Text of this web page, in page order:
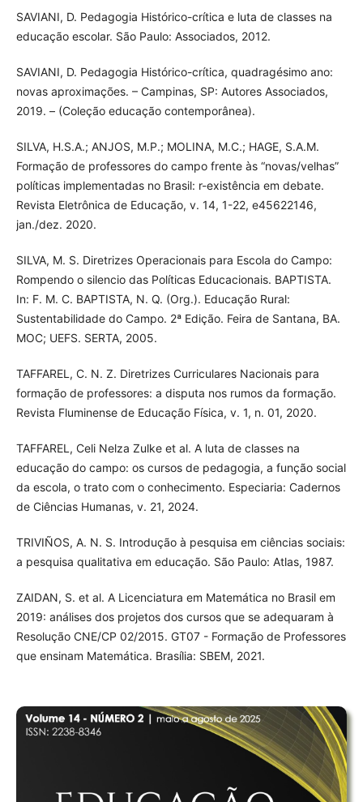
SAVIANI, D. Pedagogia Histórico-crítica e luta de classes na
educação escolar. São Paulo: Associados, 2012.
SAVIANI, D. Pedagogia Histórico-crítica, quadragésimo ano:
novas aproximações. – Campinas, SP: Autores Associados,
2019. – (Coleção educação contemporânea).
SILVA, H.S.A.; ANJOS, M.P.; MOLINA, M.C.; HAGE, S.A.M.
Formação de professores do campo frente às “novas/velhas”
políticas implementadas no Brasil: r-existência em debate.
Revista Eletrônica de Educação, v. 14, 1-22, e45622146,
jan./dez. 2020.
SILVA, M. S. Diretrizes Operacionais para Escola do Campo:
Rompendo o silencio das Políticas Educacionais. BAPTISTA.
In: F. M. C. BAPTISTA, N. Q. (Org.). Educação Rural:
Sustentabilidade do Campo. 2ª Edição. Feira de Santana, BA.
MOC; UEFS. SERTA, 2005.
TAFFAREL, C. N. Z. Diretrizes Curriculares Nacionais para
formação de professores: a disputa nos rumos da formação.
Revista Fluminense de Educação Física, v. 1, n. 01, 2020.
TAFFAREL, Celi Nelza Zulke et al. A luta de classes na
educação do campo: os cursos de pedagogia, a função social
da escola, o trato com o conhecimento. Especiaria: Cadernos
de Ciências Humanas, v. 21, 2024.
TRIVIÑOS, A. N. S. Introdução à pesquisa em ciências sociais:
a pesquisa qualitativa em educação. São Paulo: Atlas, 1987.
ZAIDAN, S. et al. A Licenciatura em Matemática no Brasil em
2019: análises dos projetos dos cursos que se adequaram à
Resolução CNE/CP 02/2015. GT07 - Formação de Professores
que ensinam Matemática. Brasília: SBEM, 2021.